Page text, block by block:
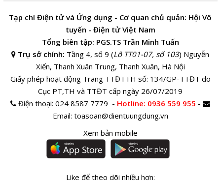
Tạp chí Điện tử và Ứng dụng - Cơ quan chủ quản: Hội Vô
tuyến - Điện tử Việt Nam
Tổng biên tập: PGS.TS Trần Minh Tuấn
Trụ sở chính: Tầng 4, số 9 (Lô TT01-07, số 103) Nguyễn
Xiển, Thanh Xuân Trung, Thanh Xuân, Hà Nội
Giấy phép hoạt động Trang TTĐTTH số: 134/GP-TTĐT do
Cục PT,TH và TTĐT cấp ngày 26/07/2019
Điện thoại:024 8587 7779 - Hotline: 0936 559 955 -
Email: toasoan@dientuungdung.vn
Xem bản mobile
Like để theo dõi nhiều hơn: